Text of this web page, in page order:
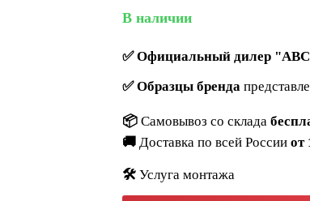
В наличии
✅Официальный дилер
✅Образцы бренда
📦 Самовывоз со склада
🚚 Доставка по всей России от
🛠️ Услуга монтажа